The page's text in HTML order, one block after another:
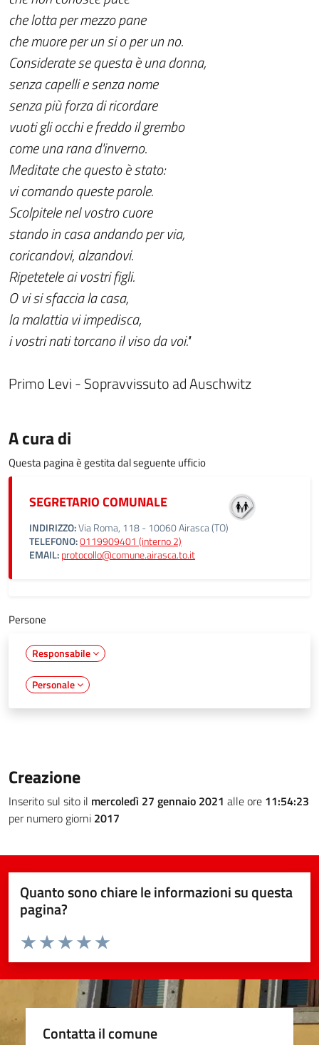
che lotta per mezzo pane
che muore per un si o per un no.
Considerate se questa è una donna,
senza capelli e senza nome
senza più forza di ricordare
vuoti gli occhi e freddo il grembo
come una rana d'inverno.
Meditate che questo è stato:
vi comando queste parole.
Scolpitele nel vostro cuore
stando in casa andando per via,
coricandovi, alzandovi.
Ripetetele ai vostri figli.
O vi si sfaccia la casa,
la malattia vi impedisca,
i vostri nati torcano il viso da voi."
Primo Levi - Sopravvissuto ad Auschwitz
A cura di
Questa pagina è gestita dal seguente ufficio
SEGRETARIO COMUNALE
INDIRIZZO:Via Roma, 118 - 10060 Airasca (TO)
TELEFONO:0119909401 (interno 2)
EMAIL:protocollo@comune.airasca.to.it
Persone
Responsabile
Personale
Creazione
Inserito sul sito il mercoledì 27 gennaio 2021 alle ore 11:54:23
per numero giorni 2017
Quanto sono chiare le informazioni su questa
pagina?
Valuta da 1 a 5 stelle la pagina
Valuta 5 stelle su 5
Valuta 4 stelle su 5
Valuta 3 stelle su 5
Valuta 2 stelle su 5
Valuta 1 stelle su 5
Contatta il comune